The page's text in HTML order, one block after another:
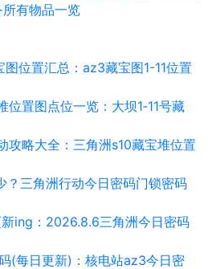
有物品一览
位置汇总：az3藏宝图1-11位置
位置图点位一览：大坝1‑11号藏
攻略大全：三角洲s10藏宝堆位置
？三角洲行动今日密码门锁密码
ing：2026.8.6三角洲今日密码
(每日更新)：核电站az3今日密